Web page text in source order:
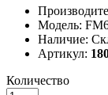
Модель:
Наличие:
Артикул:
Количество